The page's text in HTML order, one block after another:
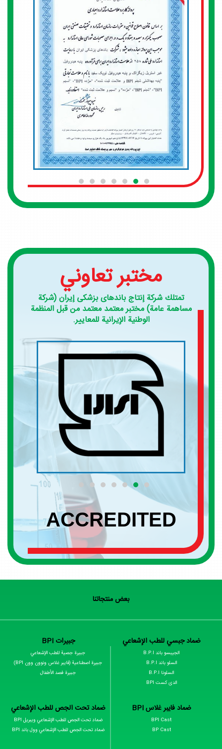
مختبر تعاوني
تمتلك شرکة إنتاج باندهای بزشکی إیران (شركة
مساهمة عامة) مختبر معتمد معتمد من قبل المنظمة
الوطنية الإيرانية للمعايير.
ACCREDITED
بعض منتجاتنا
ضماد جبسي للطب الإشعاعي
الجیبسو باند B.P.I
السلو باند B.P.I
السلونا B.P.I
الدی کست BPI
جبیرات BPI
جبیرة جصیة للطب الإشعاعي
جبیرة اصطناعیة (فايبر غلاس ونوون وون BPI)
جبیرة فصد الأطفال
ضماد فایبر غلاس BPI
BPI Cast
BP Cast
ضماد تحت الجص للطب الإشعاعي
ضماد تحت الجص للطب الإشعاعي ویبریل BPI
ضماد تحت الجص للطب الإشعاعي وول باند BPI